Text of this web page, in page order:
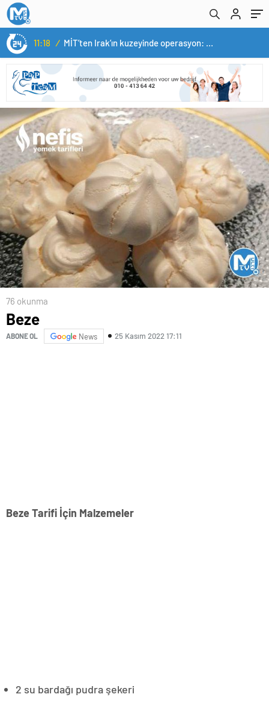
11:18 / MİT’ten Irak’ın kuzeyinde operasyon: Ramazan Güneş Türkiye’ye getirildi
76 okunma
Beze
ABONE OL News 25 Kasım 2022 17:11
Beze Tarifi İçin Malzemeler
2 su bardağı pudra şekeri